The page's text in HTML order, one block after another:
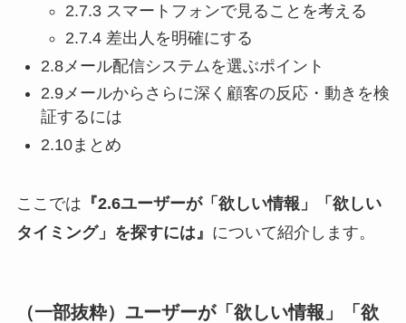
2.7.3 スマートフォンで見ることを考える
2.7.4 差出人を明確にする
2.8メール配信システムを選ぶポイント
2.9メールからさらに深く顧客の反応・動きを検
証するには
2.10まとめ
ここでは 『2.6ユーザーが「欲しい情報」「欲しい
タイミング」を探すには』 について紹介します。
（一部抜粋）ユーザーが「欲しい情報」「欲